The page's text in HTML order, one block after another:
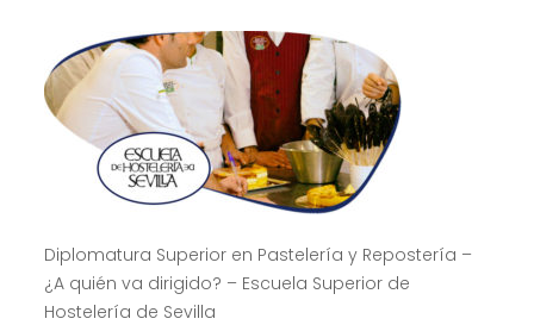
Diplomatura Superior en Pastelería y Repostería –
¿A quién va dirigido? – Escuela Superior de
Hostelería de Sevilla